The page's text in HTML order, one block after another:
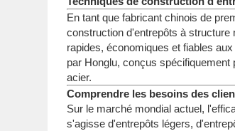
En tant que fabricant chinois de
construction d'entrepôts à structure
rapides, économiques et fiables
par Honglu, conçus
acier.
Comprendre les besoins des
Sur le marché mondial actuel,
s'agisse d'entrepôts légers,